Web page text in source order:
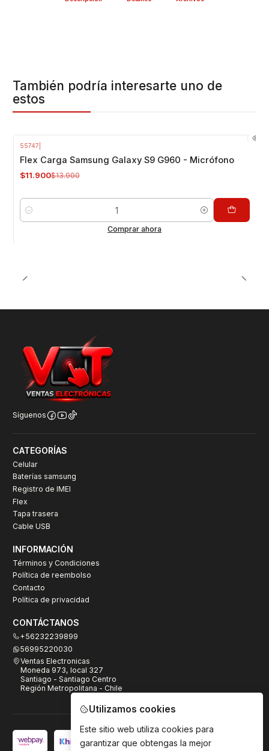
También podría interesarte uno de
estos
55747
Flex Carga Samsung Galaxy S9 G960 - Micrófono
$11.900$13.900
Cantidad
Comprar ahora
Síguenos
CATEGORÍAS
Celular
Baterías samsung
Registro de IMEI
Flex
Tapa trasera
Cable USB
INFORMACIÓN
Términos y Condiciones
Política de reembolso
Contacto
Política de privacidad
CONTÁCTANOS
+56232239899
56995220030
Ventas Electronicas
Moneda 973, local 327
Santiago - Santiago Centro
Región Metropolitana - Chile
Utilizamos cookies
Este sitio web utiliza cookies para
garantizar que obtengas la mejor